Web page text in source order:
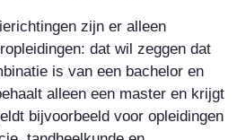
zijn er alleen
dat wil zeggen dat
is van een bachelor en
alleen een master en krijgt
bijvoorbeeld voor opleidingen